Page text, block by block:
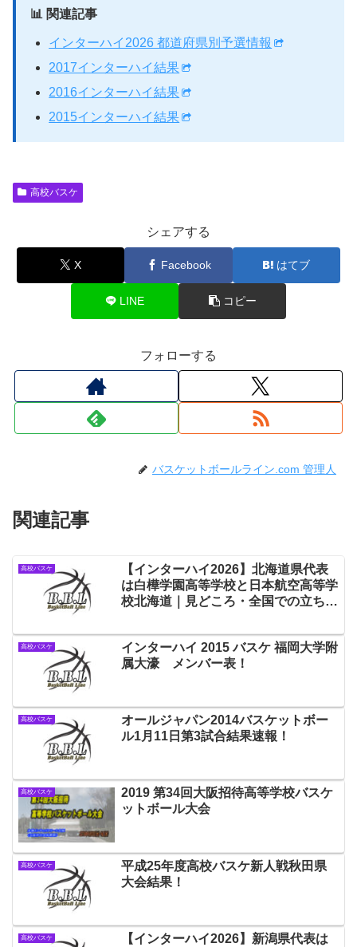
📊 関連記事
インターハイ2026 都道府県別予選情報
2017インターハイ結果
2016インターハイ結果
2015インターハイ結果
高校バスケ
シェアする
X Facebook はてブ
LINE コピー
フォローする
バスケットボールライン.com 管理人
関連記事
高校バスケ
【インターハイ2026】北海道県代表
は白樺学園高等学校と日本航空高等学
校北海道｜見どころ・全国での立ち位
高校バスケ
インターハイ 2015 バスケ 福岡大学附
属大濠 メンバー表！
高校バスケ
オールジャパン2014バスケットボー
ル1月11日第3試合結果速報！
高校バスケ
2019 第34回大阪招待高等学校バスケ
ットボール大会
高校バスケ
平成25年度高校バスケ新人戦秋田県
大会結果！
高校バスケ
【インターハイ2026】新潟県代表は